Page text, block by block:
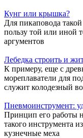
Кунг или крышка?
Для пикаповода
пользу той или иной
аргументов
Лебедка строить и
К примеру, еще с
мореплаватели для
служит колодезный
Пневмоинструмент:
Принцип его работы
такого инструмента
кузнечные меха